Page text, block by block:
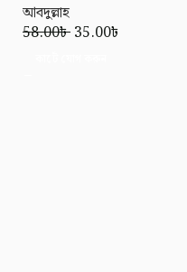
আবদুল্লাহ
58.00৳ 35.00৳